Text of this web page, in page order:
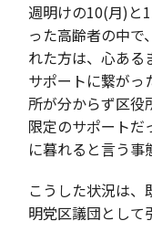
週明けの10(月)と
った高齢者の中で
れた方は、心ある
サポートに繋がっ
所が分からず区役
限定のサポートだ
に暮れると言う事
こうした状況は
明党区議団として